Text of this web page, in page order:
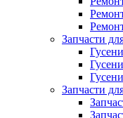
Запчасти
Запчасти